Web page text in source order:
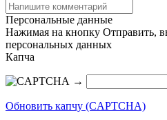
Персональные данные
Нажимая на кнопку Отправить,
персональных данных
Капча
→
Обновить капчу (CAPTCHA)